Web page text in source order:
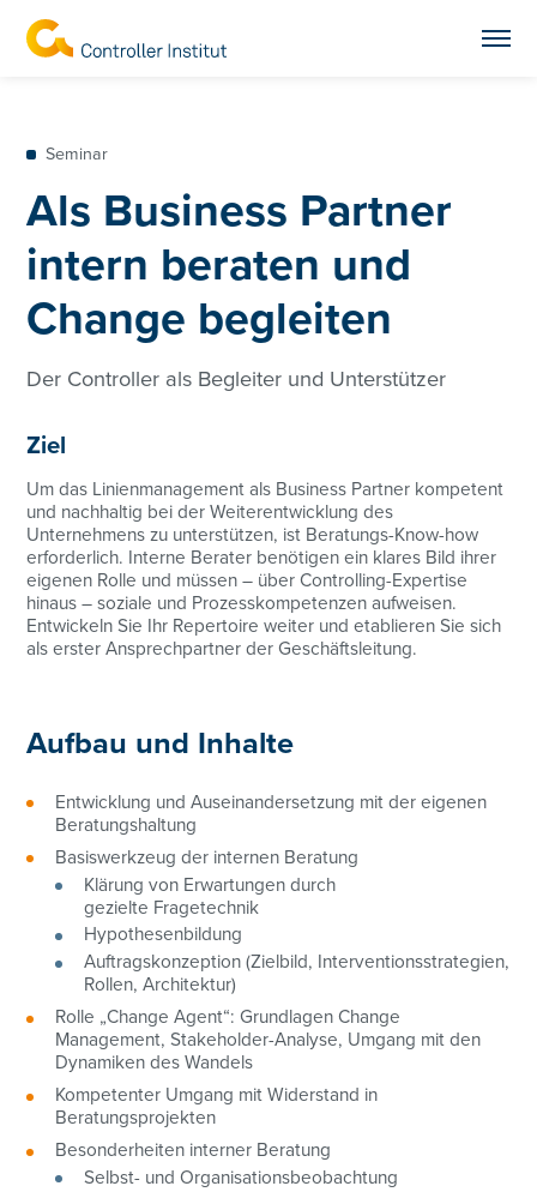
Seminar
Als Business Partner
intern beraten und
Change begleiten
Der Controller als Begleiter und Unterstützer
Ziel
Um das Linienmanagement als Business Partner kompetent
und nachhaltig bei der Weiterentwicklung des
Unternehmens zu unterstützen, ist Beratungs-Know-how
erforderlich. Interne Berater benötigen ein klares Bild ihrer
eigenen Rolle und müssen – über Controlling-Expertise
hinaus – soziale und Prozesskompetenzen aufweisen.
Entwickeln Sie Ihr Repertoire weiter und etablieren Sie sich
als erster Ansprechpartner der Geschäftsleitung.
Aufbau und Inhalte
Entwicklung und Auseinandersetzung mit der eigenen
Beratungshaltung
Basiswerkzeug der internen Beratung
Klärung von Erwartungen durch
gezielte Fragetechnik
Hypothesenbildung
Auftragskonzeption (Zielbild, Interventionsstrategien,
Rollen, Architektur)
Rolle „Change Agent“: Grundlagen Change
Management, Stakeholder-Analyse, Umgang mit den
Dynamiken des Wandels
Kompetenter Umgang mit Widerstand in
Beratungsprojekten
Besonderheiten interner Beratung
Selbst- und Organisationsbeobachtung